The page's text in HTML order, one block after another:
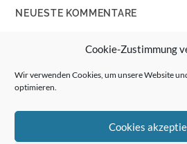
Cookie-Zustimmung
Wir verwenden Cookies, um unsere Website
optimieren.
Cookies
NEUESTE KOMMENTARE
Wolff von Rechenberg
Linux Mint: Google